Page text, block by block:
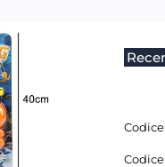
Codice:
Codice